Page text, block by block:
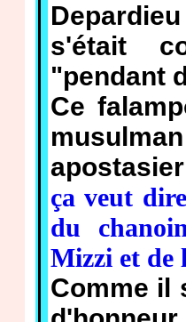
s'était
"pendant
Ce
apostasier
ça veut
du
Mizzi et
Comme il